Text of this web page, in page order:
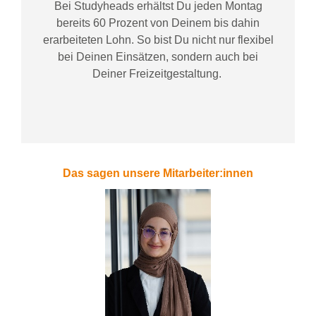
Bei Studyheadserhältst Du jeden Montag
bereits 60 Prozent von Deinem bis dahin
erarbeiteten Lohn. So bist Du nicht nur flexibel
bei Deinen Einsätzen, sondern auch bei
DeinerFreizeitgestaltung.
Das sagen unsere Mitarbeiter:innen